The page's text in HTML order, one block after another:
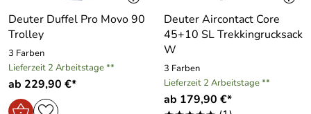
Deuter Duffel Pro Movo 90
Trolley
3 Farben
Lieferzeit 2 Arbeitstage **
ab 229,90 €*
Deuter Aircontact Core
45+10 SL Trekkingrucksack
W
3 Farben
Lieferzeit 2 Arbeitstage **
ab 179,90 €*